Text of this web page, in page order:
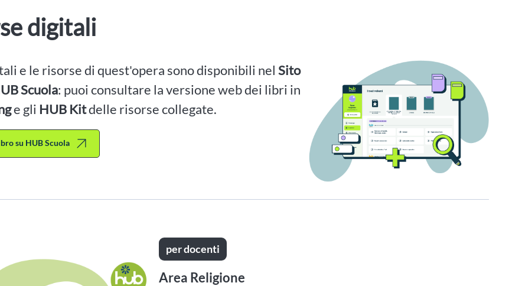
digitali
e le risorse di quest'opera sono disponibili nelSito
Scuola: puoi consultare la versione web dei libri in
e gli HUB Kitdelle risorse collegate.
su HUB Scuola
per docenti
Area Religione